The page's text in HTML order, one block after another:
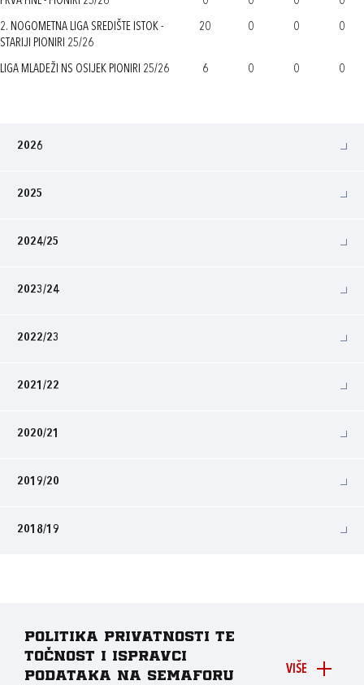
2. NOGOMETNA LIGA SREDIŠTE ISTOK -
STARIJI PIONIRI 25/26
20 0 0 0
LIGA MLADEŽI NS OSIJEK PIONIRI 25/26 6 0 0 0
2026
2025
2024/25
2023/24
2022/23
2021/22
2020/21
2019/20
2018/19
VIŠE
Politika privatnosti te
točnost i ispravci
podataka na Semaforu